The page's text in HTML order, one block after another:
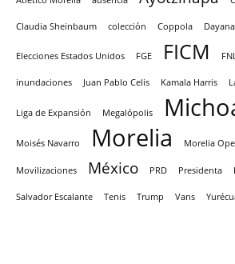
Claudia Sheinbaum colección Coppola
Elecciones Estados Unidos FGE FICM
inundaciones Juan Pablo Celis Kamala Harris
Liga de Expansión Megalópolis
Moisés Navarro Morelia Morelia
Movilizaciones México PRD Presidenta
Salvador Escalante Tenis Trump Vans